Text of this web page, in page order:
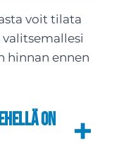
voit tilata
hinnan ennen
on